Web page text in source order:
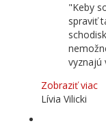
Keby
spraviť
vyznajú
Zobraziť viac
Lívia Vilicki